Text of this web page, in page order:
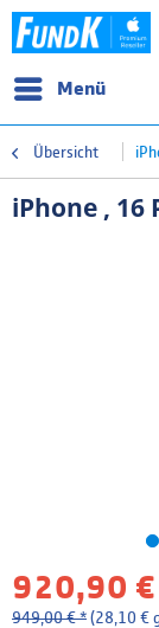
Menü
Übersicht
iPhone , 16
920,90
949,00 € *(28,10 €